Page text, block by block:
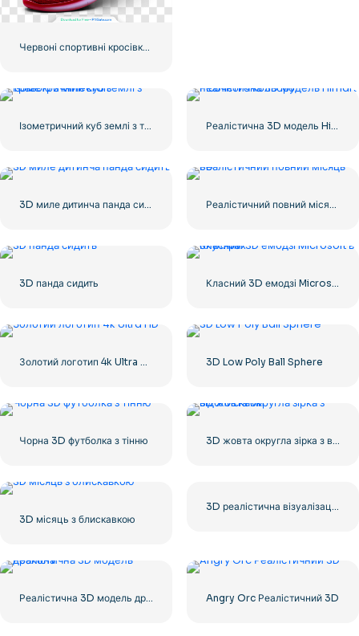
Червоні спортивні кросівки Nike
Ізометричний куб землі з травою з Minecraft Реалістична 3D модель Himars пісочного кольору
3D миле дитинча панда сидить Реалістичний повний місяць 3D
3D панда сидить Класний 3D емодзі Microsoft в окулярах
Золотий логотип 4k Ultra HD 3D Low Poly Ball Sphere
Чорна 3D футболка з тінню 3D жовта округла зірка з відблисками
3D місяць з блискавкою
3D реалістична візуалізація червоного серця – 1
Реалістична 3D модель дракона Angry Orc Реалістичний 3D